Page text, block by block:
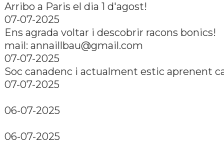
Arribo a Paris el dia 1 d'agost!
07-07-2025
Ens agrada voltar i descobrir racons bonics!
mail: annaillbau@gmail.com
07-07-2025
Soc canadenc i actualment estic aprenent
07-07-2025
06-07-2025
06-07-2025